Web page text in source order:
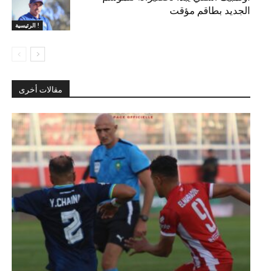
الرئيسية !
الجديد بطاقم مؤقت
مقالات أخرى